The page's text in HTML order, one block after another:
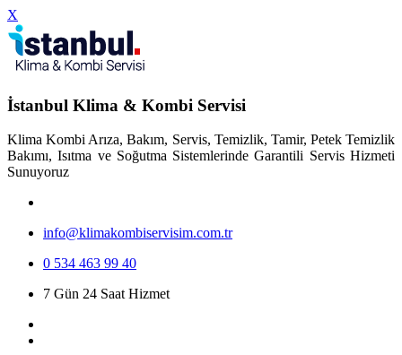
X
İstanbul Klima & Kombi Servisi
Klima Kombi Arıza, Bakım, Servis, Temizlik, Tamir, Petek Temizlik
Bakımı, Isıtma ve Soğutma Sistemlerinde Garantili Servis Hizmeti
Sunuyoruz
info@klimakombiservisim.com.tr
0 534 463 99 40
7 Gün 24 Saat Hizmet